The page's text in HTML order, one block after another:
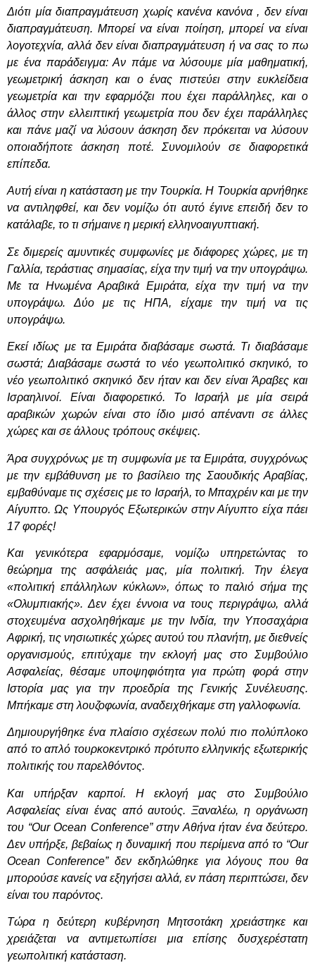
Διότι μία διαπραγμάτευση χωρίς κανένα κανόνα , δεν είναι
διαπραγμάτευση. Μπορεί να είναι ποίηση, μπορεί να είναι
λογοτεχνία, αλλά δεν είναι διαπραγμάτευση ή να σας το πω
με ένα παράδειγμα: Αν πάμε να λύσουμε μία μαθηματική,
γεωμετρική άσκηση και ο ένας πιστεύει στην ευκλείδεια
γεωμετρία και την εφαρμόζει που έχει παράλληλες, και ο
άλλος στην ελλειπτική γεωμετρία που δεν έχει παράλληλες
και πάνε μαζί να λύσουν άσκηση δεν πρόκειται να λύσουν
οποιαδήποτε άσκηση ποτέ. Συνομιλούν σε διαφορετικά
επίπεδα.
Αυτή είναι η κατάσταση με την Τουρκία. Η Τουρκία αρνήθηκε
να αντιληφθεί, και δεν νομίζω ότι αυτό έγινε επειδή δεν το
κατάλαβε, το τι σήμαινε η μερική ελληνοαιγυπτιακή.
Σε διμερείς αμυντικές συμφωνίες με διάφορες χώρες, με τη
Γαλλία, τεράστιας σημασίας, είχα την τιμή να την υπογράψω.
Με τα Ηνωμένα Αραβικά Εμιράτα, είχα την τιμή να την
υπογράψω. Δύο με τις ΗΠΑ, είχαμε την τιμή να τις
υπογράψω.
Εκεί ιδίως με τα Εμιράτα διαβάσαμε σωστά. Τι διαβάσαμε
σωστά; Διαβάσαμε σωστά το νέο γεωπολιτικό σκηνικό, το
νέο γεωπολιτικό σκηνικό δεν ήταν και δεν είναι Άραβες και
Ισραηλινοί. Είναι διαφορετικό. Το Ισραήλ με μία σειρά
αραβικών χωρών είναι στο ίδιο μισό απέναντι σε άλλες
χώρες και σε άλλους τρόπους σκέψεις.
Άρα συγχρόνως με τη συμφωνία με τα Εμιράτα, συγχρόνως
με την εμβάθυνση με το βασίλειο της Σαουδικής Αραβίας,
εμβαθύναμε τις σχέσεις με το Ισραήλ, το Μπαχρέιν και με την
Αίγυπτο. Ως Υπουργός Εξωτερικών στην Αίγυπτο είχα πάει
17 φορές!
Και γενικότερα εφαρμόσαμε, νομίζω υπηρετώντας το
θεώρημα της ασφάλειάς μας, μία πολιτική. Την έλεγα
«πολιτική επάλληλων κύκλων», όπως το παλιό σήμα της
«Ολυμπιακής». Δεν έχει έννοια να τους περιγράψω, αλλά
στοχευμένα ασχοληθήκαμε με την Ινδία, την Υποσαχάρια
Αφρική, τις νησιωτικές χώρες αυτού του πλανήτη, με διεθνείς
οργανισμούς, επιτύχαμε την εκλογή μας στο Συμβούλιο
Ασφαλείας, θέσαμε υποψηφιότητα για πρώτη φορά στην
Ιστορία μας για την προεδρία της Γενικής Συνέλευσης.
Μπήκαμε στη λουζοφωνία, αναδειχθήκαμε στη γαλλοφωνία.
Δημιουργήθηκε ένα πλαίσιο σχέσεων πολύ πιο πολύπλοκο
από το απλό τουρκοκεντρικό πρότυπο ελληνικής εξωτερικής
πολιτικής του παρελθόντος.
Και υπήρξαν καρποί. Η εκλογή μας στο Συμβούλιο
Ασφαλείας είναι ένας από αυτούς. Ξαναλέω, η οργάνωση
του “Our Ocean Conference” στην Αθήνα ήταν ένα δεύτερο.
Δεν υπήρξε, βεβαίως η δυναμική που περίμενα από το “Our
Ocean Conference” δεν εκδηλώθηκε για λόγους που θα
μπορούσε κανείς να εξηγήσει αλλά, εν πάση περιπτώσει, δεν
είναι του παρόντος.
Τώρα η δεύτερη κυβέρνηση Μητσοτάκη χρειάστηκε και
χρειάζεται να αντιμετωπίσει μια επίσης δυσχερέστατη
γεωπολιτική κατάσταση.